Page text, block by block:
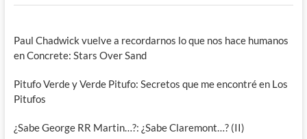
Paul Chadwick vuelve a recordarnos lo que nos hace humanos
en Concrete: Stars Over Sand
Pitufo Verde y Verde Pitufo: Secretos que me encontré en Los
Pitufos
¿Sabe George RR Martin…?: ¿Sabe Claremont…? (II)